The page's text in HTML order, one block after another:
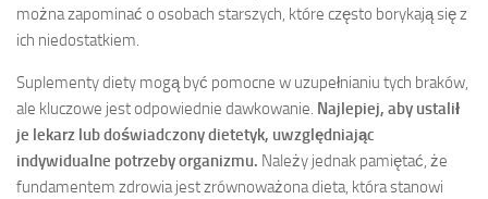
można zapominać o osobach starszych, które często borykają się z
ich niedostatkiem.
Suplementy diety mogą być pomocne w uzupełnianiu tych braków,
ale kluczowe jest odpowiednie dawkowanie. Najlepiej, aby ustalił
je lekarz lub doświadczony dietetyk, uwzględniając
indywidualne potrzeby organizmu. Należy jednak pamiętać, że
fundamentem zdrowia jest zrównoważona dieta, która stanowi